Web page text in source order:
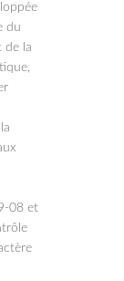
du
de la
08 et